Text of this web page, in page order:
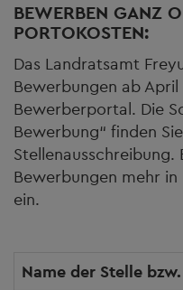
BEWERBEN GANZ
PORTOKOSTEN:
Das Landratsamt
Bewerbungen ab
Bewerberportal. Die
Bewerbung“ finden
Stellenausschreibung.
Bewerbungen mehr
ein.
Name der Stelle